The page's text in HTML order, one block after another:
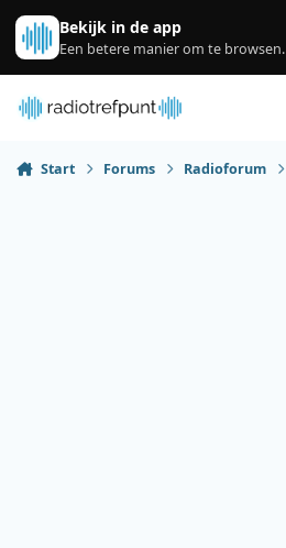
Spring naar bijdragen
Bekijk in de app
Een betere manier om te browsen.
Start Forums Radioforum